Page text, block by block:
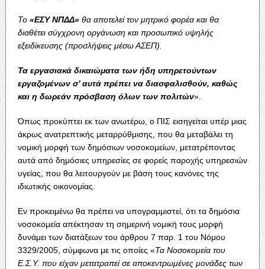
Το «ΕΣΥ ΝΠΔΔ» θα αποτελεί τον μητρικό φορέα και θα
διαθέτει σύγχρονη οργάνωση και προσωπικό υψηλής
εξειδίκευσης (προσλήψεις μέσω ΑΣΕΠ).
Τα εργασιακά δικαιώματα των ήδη υπηρετούντων
εργαζομένων σ’ αυτά πρέπει να διασφαλισθούν, καθώς
και η δωρεάν πρόσβαση όλων των πολιτών».
Όπως προκύπτει εκ των ανωτέρω, ο ΠΙΣ εισηγείται υπέρ μιας
άκρως ανατρεπτικής μεταρρύθμισης, που θα μεταβάλει τη
νομική μορφή των δημόσιων νοσοκομείων, μετατρέποντας
αυτά από δημόσιες υπηρεσίες σε φορείς παροχής υπηρεσιών
υγείας, που θα λειτουργούν με βάση τους κανόνες της
ιδιωτικής οικονομίας.
Εν προκειμένω θα πρέπει να υπογραμμιστεί, ότι τα δημόσια
νοσοκομεία απέκτησαν τη σημερινή νομική τους μορφή
δυνάμει των διατάξεων του άρθρου 7 παρ. 1 του Νόμου
3329/2005, σύμφωνα με τις οποίες «Τα Νοσοκομεία του
Ε.Σ.Υ. που είχαν μετατραπεί σε αποκεντρωμένες μονάδες των